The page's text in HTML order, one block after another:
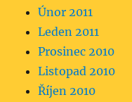
Únor 2011
Leden 2011
Prosinec 2010
Listopad 2010
Říjen 2010